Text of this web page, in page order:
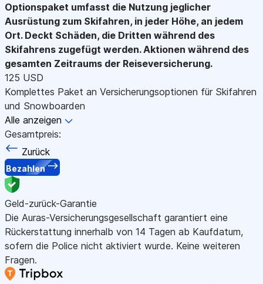
Optionspaket umfasst die Nutzung jeglicher
Ausrüstung zum Skifahren, in jeder Höhe, an jedem
Ort. Deckt Schäden, die Dritten während des
Skifahrens zugefügt werden. Aktionen während des
gesamten Zeitraums der Reiseversicherung.
125 USD
Komplettes Paket an Versicherungsoptionen für Skifahren
und Snowboarden
Alle anzeigen
Gesamtpreis:
Zurück
Bezahlen
Geld-zurück-Garantie
Die Auras-Versicherungsgesellschaft garantiert eine
Rückerstattung innerhalb von 14 Tagen ab Kaufdatum,
sofern die Police nicht aktiviert wurde. Keine weiteren
Fragen.